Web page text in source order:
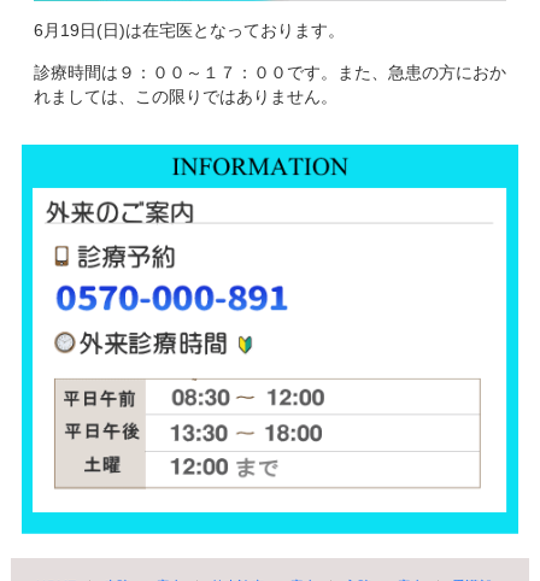
6月19日(日)は在宅医となっております。
診療時間は９：００～１７：００です。また、急患の方におか
れましては、この限りではありません。